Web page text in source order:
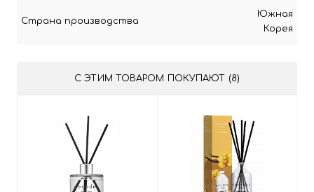
Страна производства
Южная
Корея
С ЭТИМ ТОВАРОМ ПОКУПАЮТ (8)